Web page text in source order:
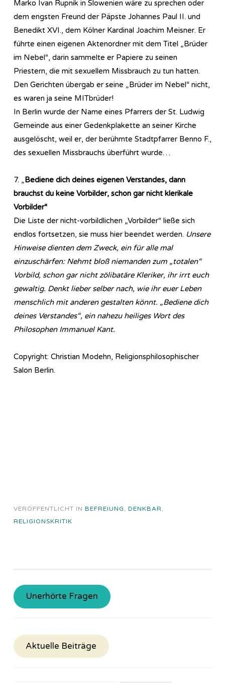
Marko Ivan Rupnik in Slowenien wäre zu sprechen oder
dem engsten Freund der Päpste Johannes Paul II. und
Benedikt XVI., dem Kölner Kardinal Joachim Meisner. Er
führte einen eigenen Aktenordner mit dem Titel „Brüder
im Nebel“, darin sammelte er Papiere zu seinen
Priestern, die mit sexuellem Missbrauch zu tun hatten.
Den Gerichten übergab er seine „Brüder im Nebel“ nicht,
es waren ja seine MITbrüder!
In Berlin wurde der Name eines Pfarrers der St. Ludwig
Gemeinde aus einer Gedenkplakette an seiner Kirche
ausgelöscht, weil er, der berühmte Stadtpfarrer Benno F.,
des sexuellen Missbrauchs überführt wurde…
7. „Bediene dich deines eigenen Verstandes, dann
brauchst du keine Vorbilder, schon gar nicht klerikale
Vorbilder“
Die Liste der nicht-vorbildlichen „Vorbilder“ ließe sich
endlos fortsetzen, sie muss hier beendet werden. Unsere
Hinweise dienten dem Zweck, ein für alle mal
einzuschärfen: Nehmt bloß niemanden zum „totalen“
Vorbild, schon gar nicht zölibatäre Kleriker, ihr irrt euch
gewaltig. Denkt lieber selber nach, wie ihr euer Leben
menschlich mit anderen gestalten könnt. „Bediene dich
deines Verstandes“, ein nahezu heiliges Wort des
Philosophen Immanuel Kant.
Copyright: Christian Modehn, Religionsphilosophischer
Salon Berlin.
VERÖFFENTLICHT IN BEFREIUNG, DENKBAR,
RELIGIONSKRITIK
Unerhörte Fragen
Aktuelle Beiträge